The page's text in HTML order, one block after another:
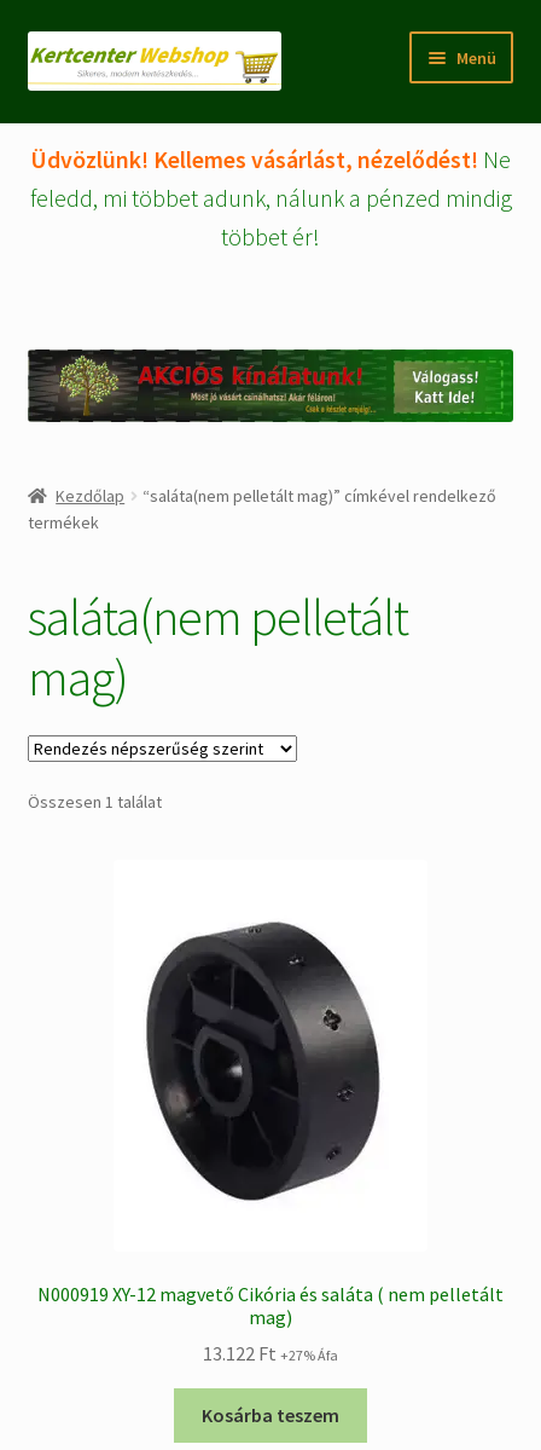
Ugrás
Kilépés
Menü
Rólunk
Fiókom/regisztráció
Kosár
menu
Kezdőlap
Kiárusítás % !
AKCIÓS Újdonságok!
Üdvözlünk! Kellemes vásárlást, nézelődést! Ne
feledd, mi többet adunk, nálunk a pénzed mindig
többet ér!
Kezdőlap
“saláta(nem pelletált mag)” címkével rendelkező
termékek
saláta(nem pelletált
mag)
Összesen 1 találat
N000919 XY-12 magvető Cikória és saláta ( nem pelletált
mag)
13.122 Ft +27% Áfa
Kosárba teszem